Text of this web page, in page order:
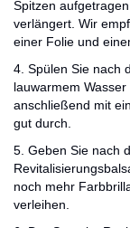
Spitzen
verlängert. Wir
einer Folie und
4. Spülen Sie nach
lauwarmem
anschließend mit
gut durch.
5. Geben Sie nach
noch mehr
verleihen.